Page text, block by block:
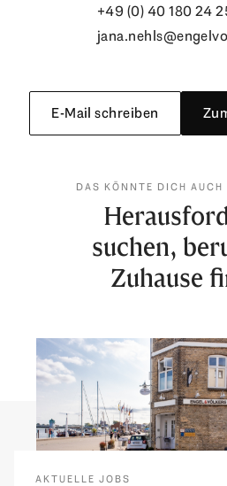
+49 (0) 40 180 24
E-Mail schreiben
DAS KÖNNTE DICH AUCH
suchen,
Zuhause
AKTUELLE JOBS